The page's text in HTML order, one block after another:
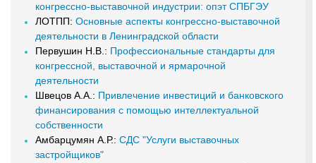
конгрессно-выставочной индустрии: опэт СПБГЭУ
ЛОТПП: Основные аспекты конгрессно-выставочной
деятельности в Ленинградской области
Первушин Н.В.: Профессиональные стандарты для
конгрессной, выставочной и ярмарочной
деятельности
Швецов А.А.: Привлечение инвестиций и банковского
финансирования с помощью интеллектуальной
собственности
Амбарцумян А.Р.: СДС "Услуги выставочных
застройщиков"